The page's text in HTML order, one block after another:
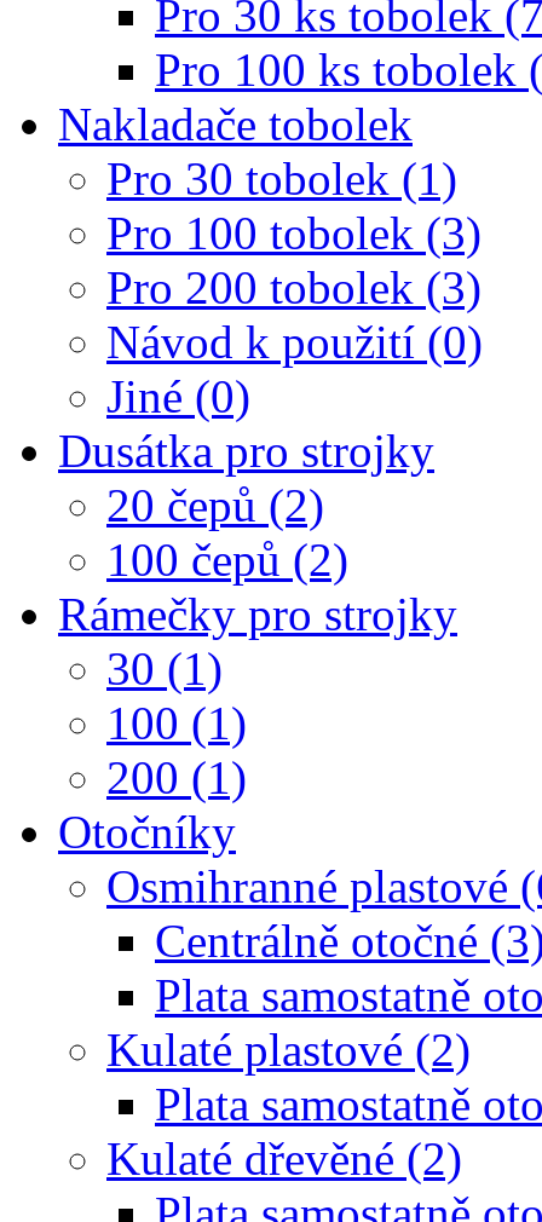
Pro 30 ks tobolek
Pro 100 ks tobolek
Nakladače tobolek
Pro 30 tobolek (1)
Pro 100 tobolek (3)
Pro 200 tobolek (3)
Návod k použití (0)
Jiné (0)
Dusátka pro strojky
20 čepů (2)
100 čepů (2)
Rámečky pro strojky
30 (1)
100 (1)
200 (1)
Otočníky
Osmihranné plastové
Centrálně otočné
Plata samostatně
Kulaté plastové (2)
Plata samostatně
Kulaté dřevěné (2)